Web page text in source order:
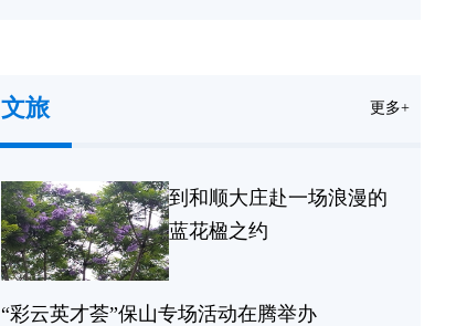
文旅 更多+
到和顺大庄赴一场浪漫的
蓝花楹之约
“彩云英才荟”保山专场活动在腾举办